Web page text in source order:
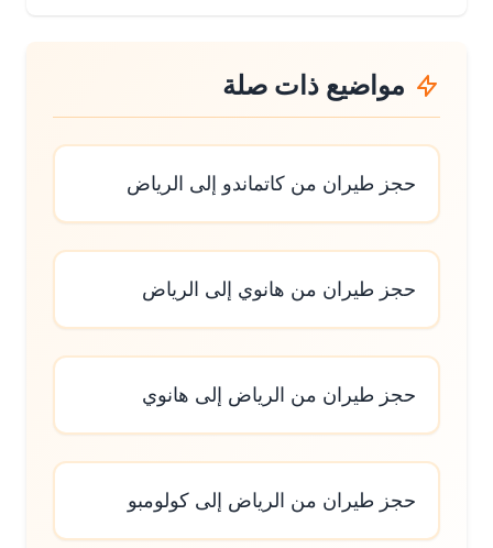
مواضيع ذات صلة
حجز طيران من كاتماندو إلى الرياض
حجز طيران من هانوي إلى الرياض
حجز طيران من الرياض إلى هانوي
حجز طيران من الرياض إلى كولومبو